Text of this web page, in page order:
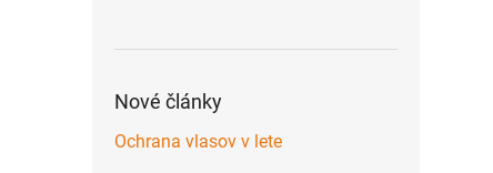
Nové články
Ochrana vlasov v lete